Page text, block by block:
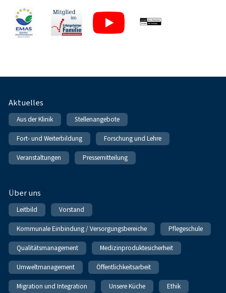
Fußnavigation
Aktuelles
Aus der Klinik Stellenangebote
Fort- und Weiterbildung Forschung und Lehre
Veranstaltungen Pressemitteilung
Über uns
Leitbild Vorstand
Kommunale Einbindung / Versorgungsbereiche Pflegeschule
Qualitätsmanagement Medizinproduktesicherheit
Umweltmanagement Öffentlichkeitsarbeit
Migration und Integration Unsere Küche Ethik